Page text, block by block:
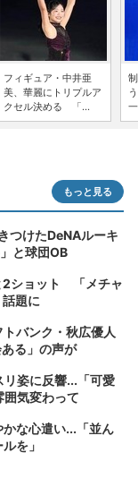
フィギュア・中井亜
美、華麗にトリプルア
クセル決める 「...
もっと見る
つけたDeNAルーキ
と球団OB
2ショット 「メチャ
題に
バンク・秋広優人
る」の声が
姿に反響...「可愛
気変わって
な心遣い...「並ん
を」